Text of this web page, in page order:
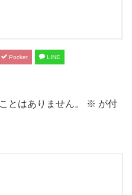
Pocket LINE
とはありません。 ※ が付